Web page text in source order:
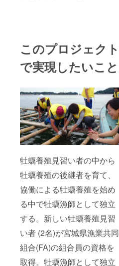
このプロジェクト
で実現したいこと
牡蠣養殖見習い者の中から
牡蠣養殖の後継者を育て、
協働による牡蠣養殖を始め
る中で牡蠣漁師として独立
する。新しい牡蠣養殖見習
い者 (2名)が宮城県漁業共同
組合(FA)の組合員の資格を
取得。牡蠣漁師として独立